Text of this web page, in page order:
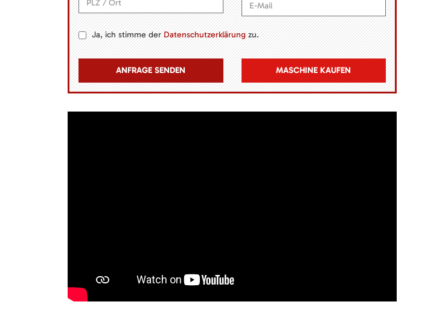
Ja, ich stimme derDatenschutzerklärungzu.
MASCHINE KAUFEN